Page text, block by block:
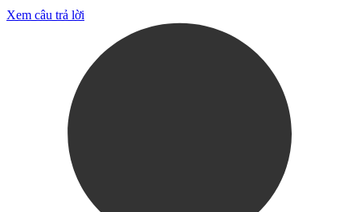
Xem câu trả lời